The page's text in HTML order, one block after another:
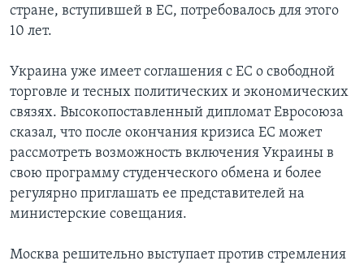
стране, вступившей в ЕС, потребовалось для этого
10 лет.
Украина уже имеет соглашения с ЕС о свободной
торговле и тесных политических и экономических
связях. Высокопоставленный дипломат Евросоюза
сказал, что после окончания кризиса ЕС может
рассмотреть возможность включения Украины в
свою программу студенческого обмена и более
регулярно приглашать ее представителей на
министерские совещания.
Москва решительно выступает против стремления